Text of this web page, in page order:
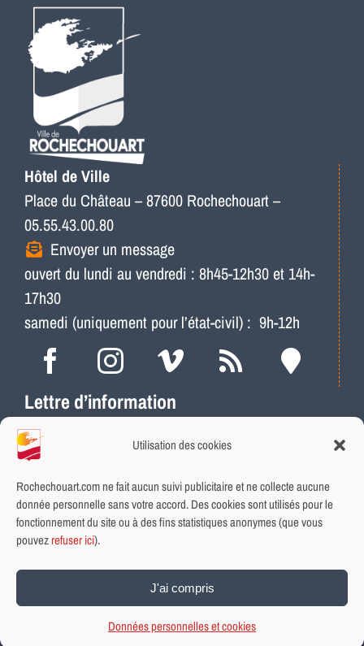
Utilisation des cookies
Rochechouart.com ne fait aucun suivi publicitaire et ne collecte aucune
donnée personnelle sans votre accord. Des cookies sont utilisés pour le
fonctionnement du site ou à des fins statistiques anonymes (que vous
pouvezrefuser ici).
J'ai compris
Données personnelles et cookies
Hôtel de Ville
Place du Château – 87600 Rochechouart –
05.55.43.00.80
Envoyer un message
ouvert du lundi au vendredi : 8h45-12h30 et 14h-
17h30
samedi (uniquement pour l’état-civil) : 9h-12h
Lettre d’information
Actus, météo, travaux…
Ne ratez plus les infos locales
Abonnement rapide et gratuit
INSCRIVEZ-VOUS
Aide et accessibilité |
cookies|Mentions légales
© Ville de Rochechouart